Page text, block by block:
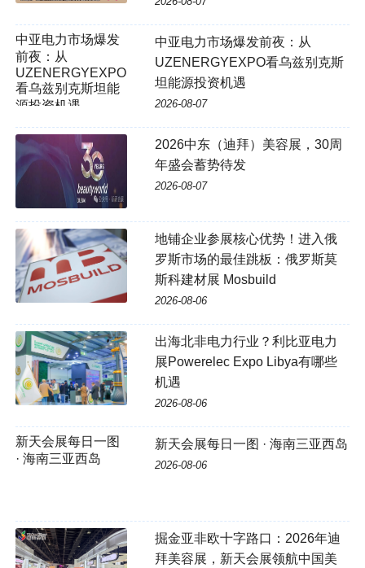
中亚电力市场爆发前夜：从
UZENERGYEXPO看乌兹别克斯
坦能源投资机遇
2026-08-07
2026中东（迪拜）美容展，30周
年盛会蓄势待发
2026-08-07
地铺企业参展核心优势！进入俄
罗斯市场的最佳跳板：俄罗斯莫
斯科建材展 Mosbuild
2026-08-06
出海北非电力行业？利比亚电力
展Powerelec Expo Libya有哪些
机遇
2026-08-06
新天会展每日一图 · 海南三亚西岛
2026-08-06
掘金亚非欧十字路口：2026年迪
拜美容展，新天会展领航中国美